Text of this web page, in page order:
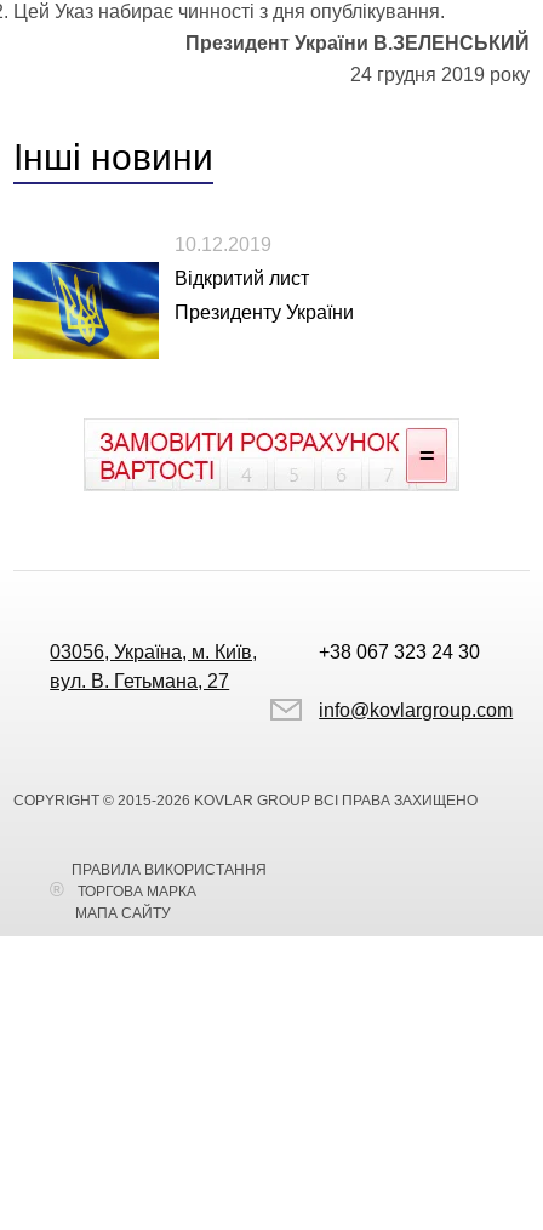
Цей Указ набирає чинності з дня опублікування.
Президент України В.ЗЕЛЕНСЬКИЙ
24 грудня 2019 року
Інші новини
10.12.2019
Відкритий лист
Президенту України
03056, Україна, м. Київ,
вул. В. Гетьмана, 27
+38 067 323 24 30
info@kovlargroup.com
COPYRIGHT © 2015-2026 KOVLAR GROUP ВСІ ПРАВА ЗАХИЩЕНО
ПРАВИЛА ВИКОРИСТАННЯ
ТОРГОВА МАРКА
МАПА САЙТУ